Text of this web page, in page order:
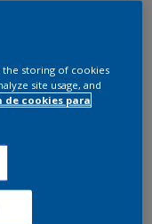
the storing of cookies
site usage, and
de cookies para